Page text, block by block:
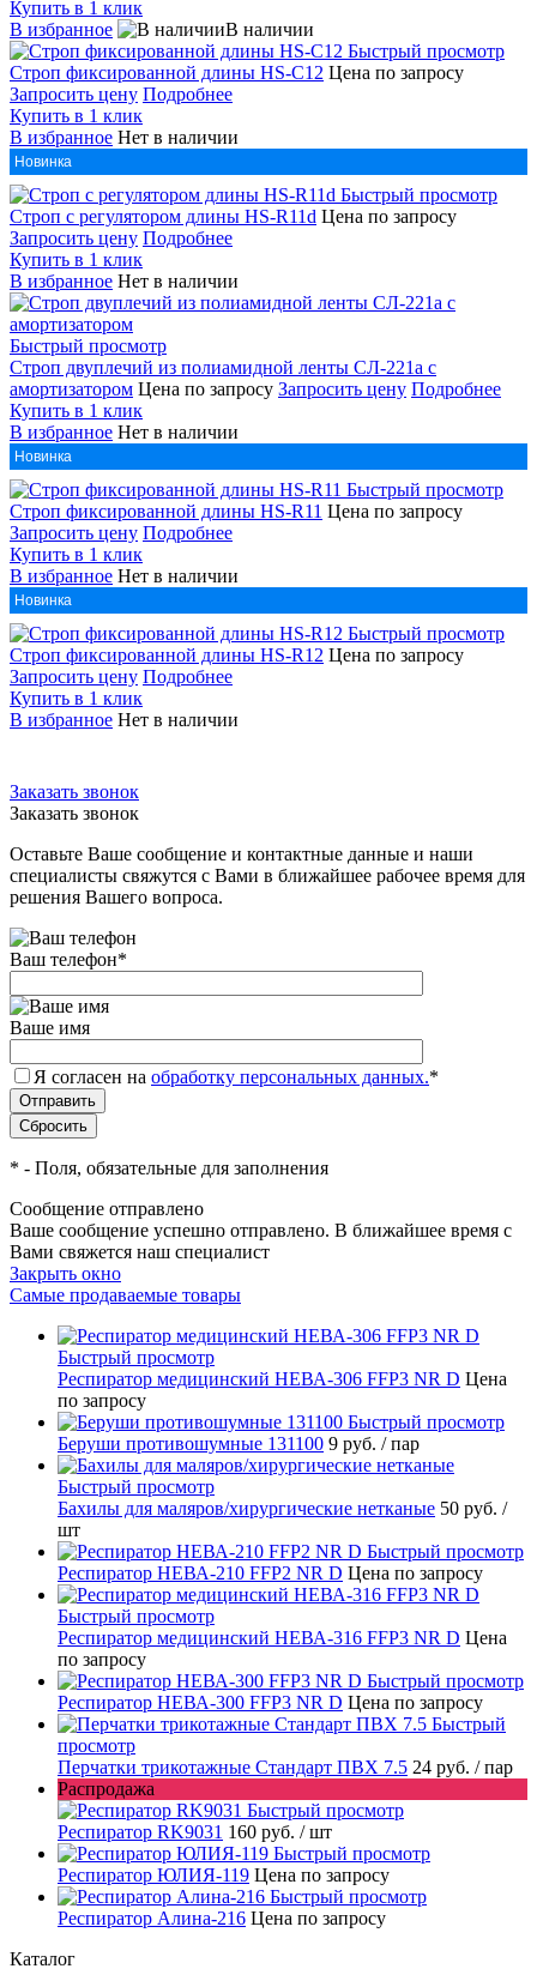
Купить в 1 клик
В избранное
В наличии
Быстрый просмотр
Строп фиксированной длины HS-C12 Цена по запросу
Запросить цену Подробнее
Купить в 1 клик
В избранное Нет в наличии
Новинка
Быстрый просмотр
Строп с регулятором длины HS-R11d Цена по запросу
Запросить цену Подробнее
Купить в 1 клик
В избранное Нет в наличии
Быстрый просмотр
Строп двуплечий из полиамидной ленты СЛ-221а с
амортизатором Цена по запросу Запросить цену Подробнее
Купить в 1 клик
В избранное Нет в наличии
Новинка
Быстрый просмотр
Строп фиксированной длины HS-R11 Цена по запросу
Запросить цену Подробнее
Купить в 1 клик
В избранное Нет в наличии
Новинка
Быстрый просмотр
Строп фиксированной длины HS-R12 Цена по запросу
Запросить цену Подробнее
Купить в 1 клик
В избранное Нет в наличии
Заказать звонок
Заказать звонок
Оставьте Ваше сообщение и контактные данные и наши
специалисты свяжутся с Вами в ближайшее рабочее время для
решения Вашего вопроса.
Ваш телефон*
Ваше имя
Я согласен на обработку персональных данных.*
* - Поля, обязательные для заполнения
Сообщение отправлено
Ваше сообщение успешно отправлено. В ближайшее время с
Вами свяжется наш специалист
Закрыть окно
Самые продаваемые товары
Быстрый просмотр
Респиратор медицинский НЕВА-306 FFP3 NR D Цена
по запросу
Быстрый просмотр
Беруши противошумные 131100 9 руб. / пар
Быстрый просмотр
Бахилы для маляров/хирургические нетканые 50 руб. /
шт
Быстрый просмотр
Респиратор НЕВА-210 FFP2 NR D Цена по запросу
Быстрый просмотр
Респиратор медицинский НЕВА-316 FFP3 NR D Цена
по запросу
Быстрый просмотр
Респиратор НЕВА-300 FFP3 NR D Цена по запросу
Быстрый
просмотр
Перчатки трикотажные Стандарт ПВХ 7.5 24 руб. / пар
Распродажа
Быстрый просмотр
Респиратор RK9031 160 руб. / шт
Быстрый просмотр
Респиратор ЮЛИЯ-119 Цена по запросу
Быстрый просмотр
Респиратор Алина-216 Цена по запросу
Каталог